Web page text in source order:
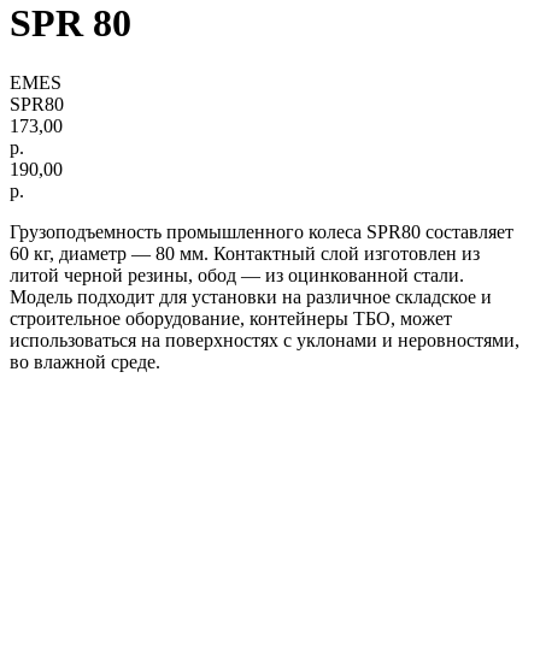
SPR 80
EMES
SPR80
173,00
р.
190,00
р.
Грузоподъемность промышленного колеса SPR80 составляет
60 кг, диаметр — 80 мм. Контактный слой изготовлен из
литой черной резины, обод — из оцинкованной стали.
Модель подходит для установки на различное складское и
строительное оборудование, контейнеры ТБО, может
использоваться на поверхностях с уклонами и неровностями,
во влажной среде.